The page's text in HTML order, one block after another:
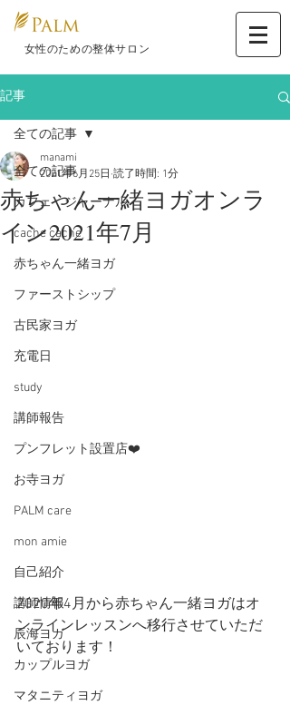
​ 女性のための整体サロン
記事
全ての記事
カフェ ジャーナル
cache cache
赤ちゃん一緒ヨガ
ファーストシップ
古民家ヨガ
充電日
study
講師報告
プンフレット設置店❤️
お寺ヨガ
PALM care
mon amie
自己紹介
講師情報
辰海ヨガ
カップルヨガ
マタニティヨガ
全ての記事
赤ちゃん一緒ヨガオンラ
イン2021年7月
manami
2021年6月25日 読了時間: 1分
2020年4月から赤ちゃん一緒ヨガはオ
ンラインレッスンへ移行させていただ
いております！